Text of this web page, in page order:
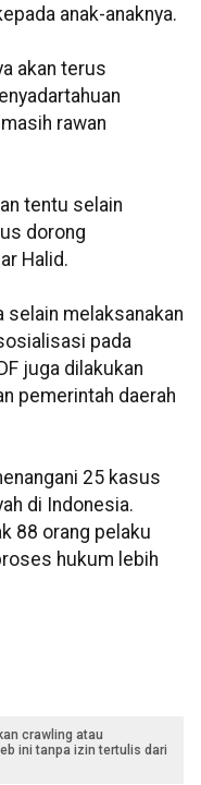
anak-anaknya.
akan terus
rawan
tentu selain
dorong
Halid.
selain melaksanakan
pada
juga dilakukan
pemerintah daerah
25 kasus
di Indonesia.
88 orang pelaku
hukum lebih
crawling atau
ini tanpa izin tertulis dari